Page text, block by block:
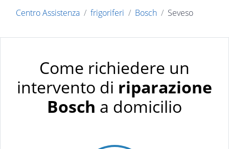
Centro Assistenza frigoriferi Bosch Seveso
Come richiedere un
intervento di riparazione
Bosch a domicilio